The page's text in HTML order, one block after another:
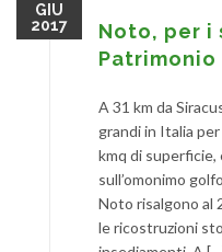
GIU
2017
Noto, per i
Patrimonio
A 31 km da
grandi in Italia
kmq di superficie,
sull’omonimo
Noto risalgono al
le ricostruzioni